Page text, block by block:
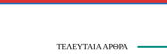
ΤΕΛΕΥΤΑΊΑ ΆΡΘΡΑ